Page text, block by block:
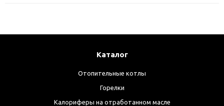
Каталог
Отопительные котлы
Горелки
Калориферы на отработанном масле